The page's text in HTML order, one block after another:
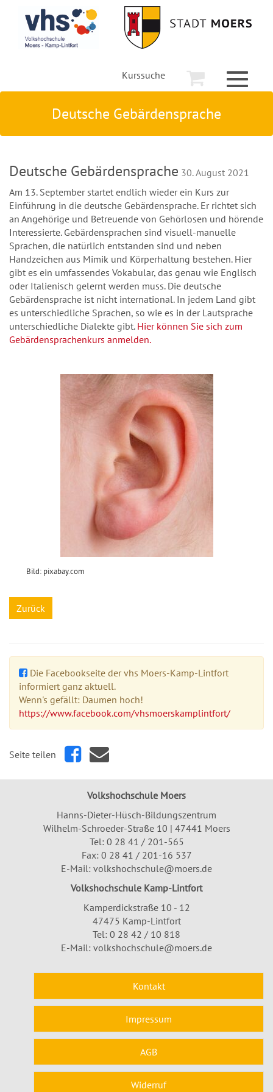
Kurssuche
Toggle
Deutsche Gebärdensprache
Deutsche Gebärdensprache 30. August 2021
Am 13. September startet endlich wieder ein Kurs zur
Einführung in die deutsche Gebärdensprache. Er richtet sich
an Angehörige und Betreuende von Gehörlosen und hörende
Interessierte. Gebärdensprachen sind visuell-manuelle
Sprachen, die natürlich entstanden sind und neben
Handzeichen aus Mimik und Körperhaltung bestehen. Hier
gibt es ein umfassendes Vokabular, das genau wie Englisch
oder Italienisch gelernt werden muss. Die deutsche
Gebärdensprache ist nicht international. In jedem Land gibt
es unterschiedliche Sprachen, so wie es in der Lautsprache
unterschiedliche Dialekte gibt. Hier können Sie sich zum
Gebärdensprachenkurs anmelden.
Bild: pixabay.com
Zurück
Die Facebookseite der vhs Moers-Kamp-Lintfort
informiert ganz aktuell.
Wenn's gefällt: Daumen hoch!
https://www.facebook.com/vhsmoerskamplintfort/
Seite teilen
Volkshochschule Moers
Hanns-Dieter-Hüsch-Bildungszentrum
Wilhelm-Schroeder-Straße 10 | 47441 Moers
Tel: 0 28 41 / 201-565
Fax: 0 28 41 / 201-16 537
E-Mail: volkshochschule@moers.de
Volkshochschule Kamp-Lintfort
Kamperdickstraße 10 - 12
47475 Kamp-Lintfort
Tel: 0 28 42 / 10 818
E-Mail: volkshochschule@moers.de
Kontakt
Impressum
AGB
Widerruf